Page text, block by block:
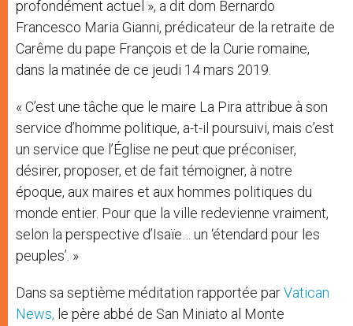
profondément actuel », a dit dom Bernardo
Francesco Maria Gianni, prédicateur de la retraite de
Carême du pape François et de la Curie romaine,
dans la matinée de ce jeudi 14 mars 2019.
« C’est une tâche que le maire La Pira attribue à son
service d’homme politique, a-t-il poursuivi, mais c’est
un service que l’Église ne peut que préconiser,
désirer, proposer, et de fait témoigner, à notre
époque, aux maires et aux hommes politiques du
monde entier. Pour que la ville redevienne vraiment,
selon la perspective d’Isaïe… un ‘étendard pour les
peuples’. »
Dans sa septième méditation rapportée parVatican
News, le père abbé de San Miniato al Monte